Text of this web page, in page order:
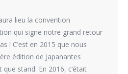
lieu la convention
qui signe notre grand retour
! C’est en 2015 que nous
édition de Japanantes
stand. En 2016, c’était